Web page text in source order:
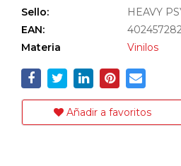
Sello:
HEAVY
EAN:
Materia
Vinilos
Añadir a favoritos